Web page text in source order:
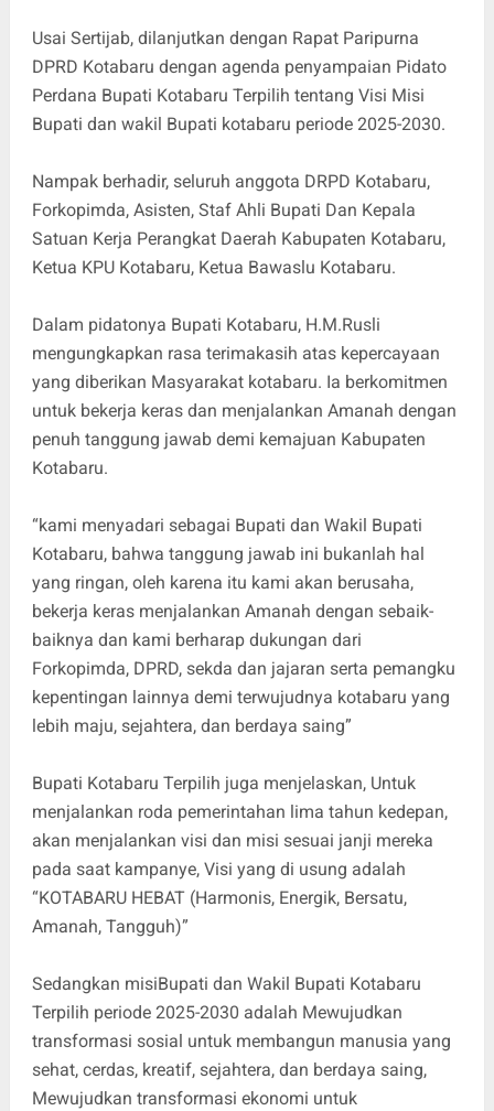
Usai Sertijab, dilanjutkan dengan Rapat Paripurna
DPRD Kotabaru dengan agenda penyampaian Pidato
Perdana Bupati Kotabaru Terpilih tentang Visi Misi
Bupati dan wakil Bupati kotabaru periode 2025-2030.
Nampak berhadir, seluruh anggota DRPD Kotabaru,
Forkopimda, Asisten, Staf Ahli Bupati Dan Kepala
Satuan Kerja Perangkat Daerah Kabupaten Kotabaru,
Ketua KPU Kotabaru, Ketua Bawaslu Kotabaru.
Dalam pidatonya Bupati Kotabaru, H.M.Rusli
mengungkapkan rasa terimakasih atas kepercayaan
yang diberikan Masyarakat kotabaru. Ia berkomitmen
untuk bekerja keras dan menjalankan Amanah dengan
penuh tanggung jawab demi kemajuan Kabupaten
Kotabaru.
“kami menyadari sebagai Bupati dan Wakil Bupati
Kotabaru, bahwa tanggung jawab ini bukanlah hal
yang ringan, oleh karena itu kami akan berusaha,
bekerja keras menjalankan Amanah dengan sebaik-
baiknya dan kami berharap dukungan dari
Forkopimda, DPRD, sekda dan jajaran serta pemangku
kepentingan lainnya demi terwujudnya kotabaru yang
lebih maju, sejahtera, dan berdaya saing”
Bupati Kotabaru Terpilih juga menjelaskan, Untuk
menjalankan roda pemerintahan lima tahun kedepan,
akan menjalankan visi dan misi sesuai janji mereka
pada saat kampanye, Visi yang di usung adalah
“KOTABARU HEBAT (Harmonis, Energik, Bersatu,
Amanah, Tangguh)”
Sedangkan misiBupati dan Wakil Bupati Kotabaru
Terpilih periode 2025-2030 adalah Mewujudkan
transformasi sosial untuk membangun manusia yang
sehat, cerdas, kreatif, sejahtera, dan berdaya saing,
Mewujudkan transformasi ekonomi untuk